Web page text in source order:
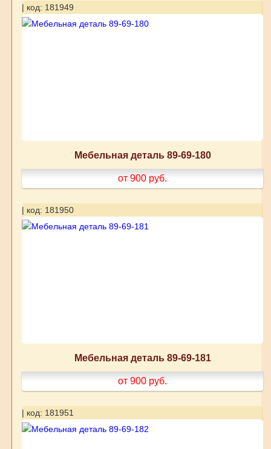
| код: 181949
Мебельная деталь 89-69-180
от 900 руб.
| код: 181950
Мебельная деталь 89-69-181
от 900 руб.
| код: 181951